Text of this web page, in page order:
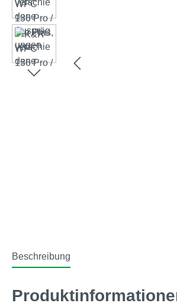
Beschreibung